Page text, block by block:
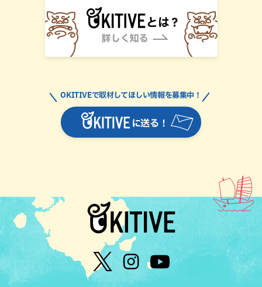
に送る！
OKITIVEで取材してほしい情報を募集中！